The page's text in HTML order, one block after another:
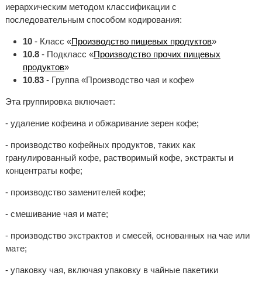
иерархическим методом классификации с
последовательным способом кодирования:
10- Класс «Производство пищевых продуктов»
10.8- Подкласс «Производство прочих пищевых
продуктов»
10.83- Группа «Производство чая и кофе»
Эта группировка включает:
- удаление кофеина и обжаривание зерен кофе;
- производство кофейных продуктов, таких как
гранулированный кофе, растворимый кофе, экстракты и
концентраты кофе;
- производство заменителей кофе;
- смешивание чая и мате;
- производство экстрактов и смесей, основанных на чае или
мате;
- упаковку чая, включая упаковку в чайные пакетики